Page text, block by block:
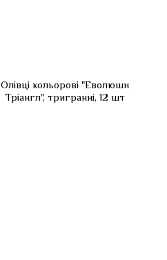
Олівці кольорові "Еволюшн
Тріангл", тригранні, 12 шт